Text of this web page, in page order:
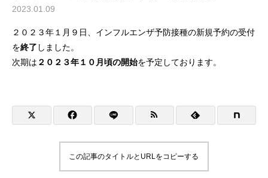
日更新
2023.01.09
２０２３年１月９日、インフルエンザ予防接種の新規予約の受付
を終了 しました。
次期は ２０２３年１０月頃の開始を予定しております。
この記事のタイトルとURLをコピーする